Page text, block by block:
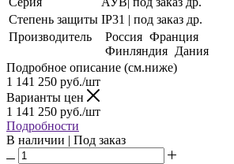
Степень защиты IP31 | под заказ др.
Производитель
Россия Франция
Финляндия Дания
Подробное описание (см.ниже)
1 141 250 руб./шт
Варианты цен
1 141 250 руб./шт
Подробности
В наличии | Под заказ